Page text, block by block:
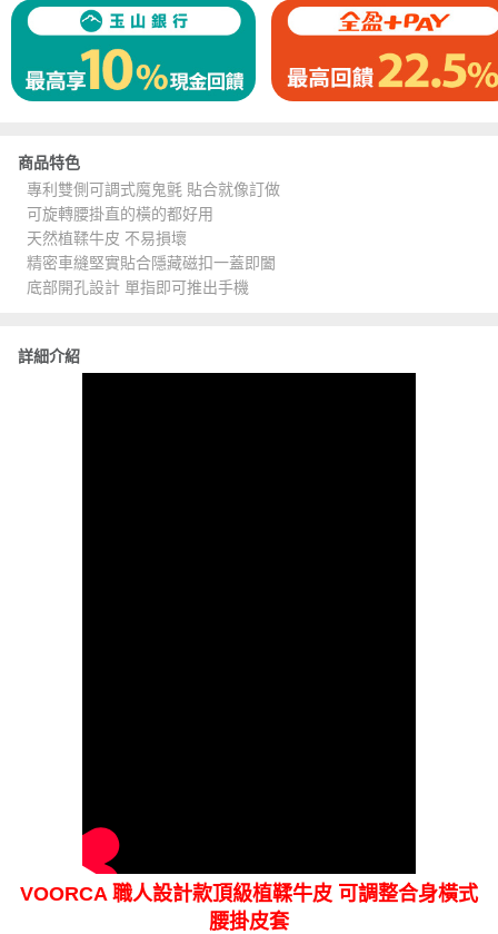
商品特色
專利雙側可調式魔鬼氈 貼合就像訂做
可旋轉腰掛直的橫的都好用
天然植鞣牛皮 不易損壞
精密車縫堅實貼合隱藏磁扣一蓋即闔
底部開孔設計 單指即可推出手機
詳細介紹
VOORCA 職人設計款頂級植鞣牛皮 可調整合身橫式
腰掛皮套